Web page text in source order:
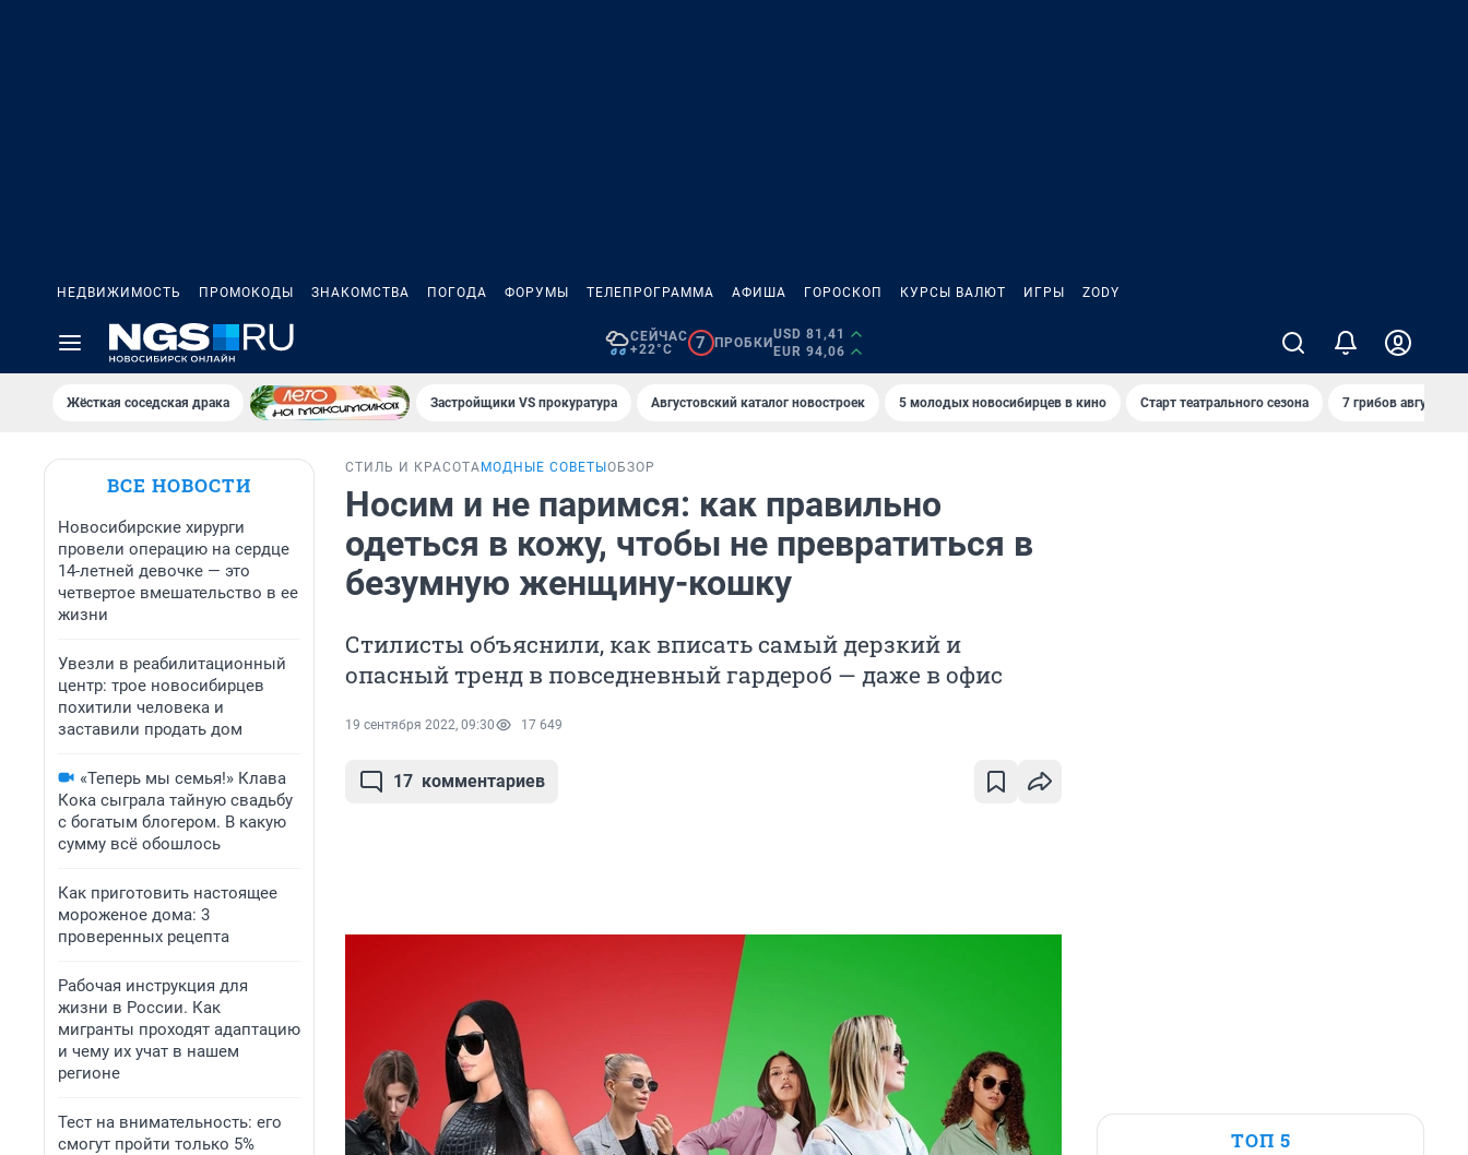
НЕДВИЖИМОСТЬ ПРОМОКОДЫ ЗНАКОМСТВА ПОГОДА ФОРУМЫ ТЕЛЕПРОГРАММА АФИША ГОРОСКОП КУРСЫ ВАЛЮТ ИГРЫ ZODY
СЕЙЧАС
+22°C
7 ПРОБКИ
USD 81,41
EUR 94,06
Жёсткая соседская драка Застройщики VS прокуратура Августовский каталог новостроек 5 молодых новосибирцев в кино Старт театрального сезона 7 грибов августа
ВСЕ НОВОСТИ
Новосибирские хирурги
провели операцию на сердце
14-летней девочке — это
четвертое вмешательство в ее
жизни
Увезли в реабилитационный
центр: трое новосибирцев
похитили человека и
заставили продать дом
«Теперь мы семья!» Клава
Кока сыграла тайную свадьбу
с богатым блогером. В какую
сумму всё обошлось
Как приготовить настоящее
мороженое дома: 3
проверенных рецепта
Рабочая инструкция для
жизни в России. Как
мигранты проходят адаптацию
и чему их учат в нашем
регионе
Тест на внимательность: его
смогут пройти только 5%
СТИЛЬ И КРАСОТА МОДНЫЕ СОВЕТЫ ОБЗОР
Носим и не паримся: как правильно
одеться в кожу, чтобы не превратиться в
безумную женщину-кошку
Стилисты объяснили, как вписать самый дерзкий и
опасный тренд в повседневный гардероб — даже в офис
19 сентября 2022, 09:30 17 649
17 комментариев
ТОП 5